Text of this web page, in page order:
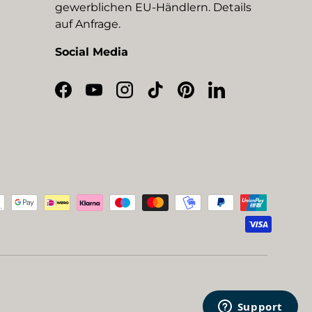
gewerblichen EU-Händlern. Details
auf Anfrage.
Social Media
Facebook
YouTubeInstagram
TikTokPinterestLinkedIn